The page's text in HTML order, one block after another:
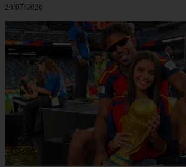
20/07/2026